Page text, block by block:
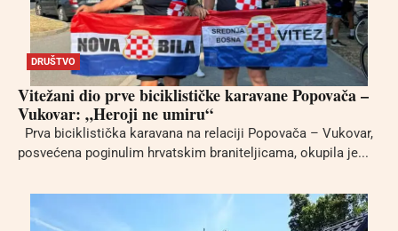
DRUŠTVO
Vitežani dio prve biciklističke karavane Popovača –
Vukovar: „Heroji ne umiru“
Prva biciklistička karavana na relaciji Popovača – Vukovar,
posvećena poginulim hrvatskim braniteljicama, okupila je...